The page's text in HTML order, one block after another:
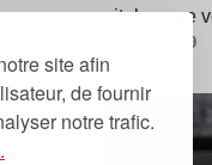
site afin
de fournir
notre trafic.
vitales que
30 avril 2019
l’article